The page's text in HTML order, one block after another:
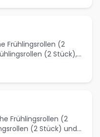
Frühlingsrollen (2
(2 Stück),
Frühlingsrollen (2
(2 Stück) und